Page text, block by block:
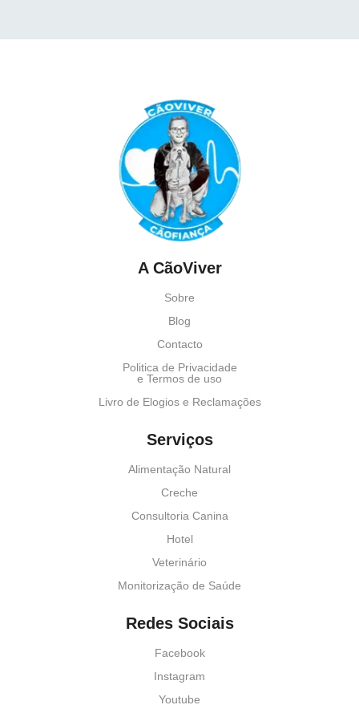
A CãoViver
Sobre
Blog
Contacto
Politica de Privacidade
e Termos de uso
Livro de Elogios e Reclamações
Serviços
Alimentação Natural
Creche
Consultoria Canina
Hotel
Veterinário
Monitorização de Saúde
Redes Sociais
Facebook
Instagram
Youtube